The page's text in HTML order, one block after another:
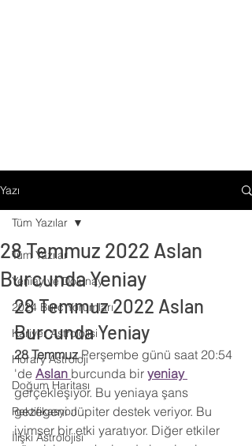
Yazı
Tüm Yazılar
Yeniay ve Dolunay
2024 Burç Yorumları
Kariyer Astrolojisi
Horary Astroloji
Doğum Haritası
Rektifikasyon
İlişki Astrolojisi
Tüm Yazılar
28 Temmuz 2022 Aslan
Burcunda Yeniay
28 Temmuz 2022 Aslan
Burcunda Yeniay
28 Temmuz Perşembe günü saat 20:54
'de Aslan burcunda bir yeniay
gerçekleşiyor. Bu yeniaya şans
gezegeni Jüpiter destek veriyor. Bu
iyimser bir etki yaratıyor. Diğer etkiler